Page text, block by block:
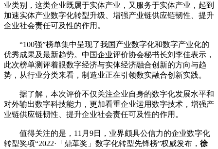
业类别，这类企业既属于实体产业，又服务于实体产业，起到
加速实体产业数字化转型升级、增强产业链供应链韧性、提升
企业社会责任可及性的作用。
“100强”榜单集中呈现了我国产业数字化和数字产业化的
优秀成果及最新趋势。中国企业评价协会秘书长刘李佳表示，
此次榜单测评着眼数字经济与实体经济融合创新的方向与趋
势，从行业分类来看，制造业正在引领数实融合创新实践。
据了解，本次评价不仅关注企业自身的数字化发展水平和
对外输出数字科技能力，更加看重企业运用数字技术，增强产
业链供应链韧性、提升企业社会责任可及性的作用。
值得关注的是，11月9日，业界颇具公信力的企业数字化
转型奖项“2022·「鼎革奖」数字化转型先锋榜”权威发布， 徐